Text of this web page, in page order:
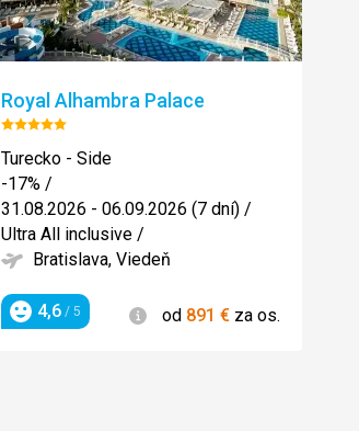
Royal Alhambra Palace
Hodnotenie:
5/5
Turecko - Side
-17% /
31.08.2026 - 06.09.2026 (7 dní) /
Ultra All inclusive /
Bratislava, Viedeň
Hodnotenie
4,6 / 5 Informácie
od 891 € za os.